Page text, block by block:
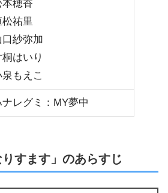
本穂香
松祐里
口紗弥加
桐はいり
泉もえこ
ナレグミ：MY夢中
りすます」のあらすじ